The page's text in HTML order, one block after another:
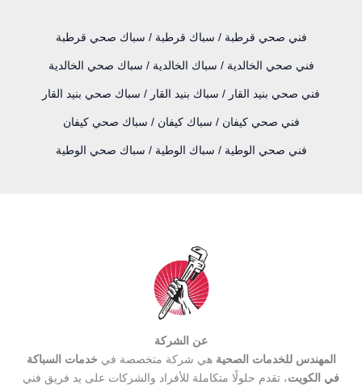
فني صحي قرطبة / سباك قرطبة / سباك صحي قرطبة
فني صحي الخالدية / سباك الخالدية / سباك صحي الخالدية
فني صحي بنيد القار / سباك بنيد القار / سباك صحي بنيد القار
فني صحي كيفان / سباك كيفان / سباك صحي كيفان
فني صحي الوطية / سباك الوطية / سباك صحي الوطية
عن الشركة
المهندس للخدمات الصحية هي شركة متخصصة في خدمات السباكة
في الكويت، تقدم حلولًا متكاملة للأفراد والشركات على يد فريق فني